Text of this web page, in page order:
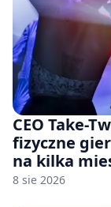
CEO Take-
fizyczne
na kilka
8 sie 2026